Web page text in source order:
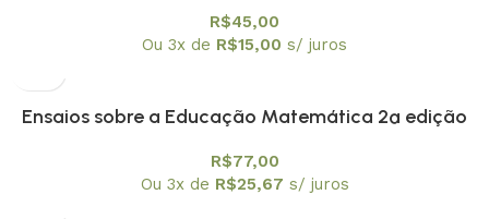
R$45,00
Ou 3x de R$15,00 s/ juros
Ensaios sobre a Educação Matemática 2ª edição
R$77,00
Ou 3x de R$25,67 s/ juros